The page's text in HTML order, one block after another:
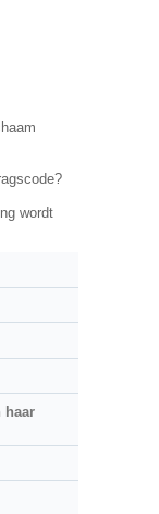
wordt
haar